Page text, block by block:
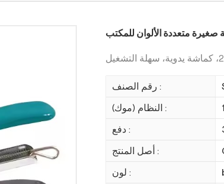
صغيرة متعددة الألوان للمكتب
رقم الصنف :
النظام (موك) :
دفع :
أصل المنتج :
لون :